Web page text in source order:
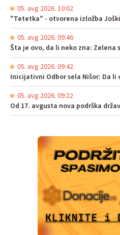
05. avg 2026. 10:02
"Tetetka" - otvorena izložba
05. avg 2026. 09:46
Šta je ovo, da li neko zna: Zelena
05. avg 2026. 09:42
Inicijativni Odbor sela Nišor: Da
05. avg 2026. 09:22
Od 17. avgusta nova podrška